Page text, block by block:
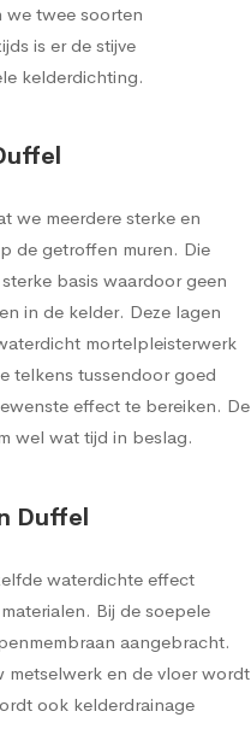
we twee soorten
is er de stijve
kelderdichting.
we meerdere sterke en
de getroffen muren. Die
basis waardoor geen
in de kelder. Deze lagen
mortelpleisterwerk
telkens tussendoor goed
effect te bereiken. De
wel wat tijd in beslag.
Duffel
waterdichte effect
Bij de soepele
aangebracht.
metselwerk en de vloer wordt
ook kelderdrainage